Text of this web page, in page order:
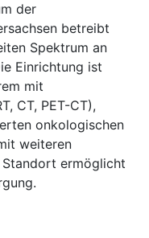
der
betreibt
Spektrum an
Einrichtung ist
mit
CT, PET-CT),
onkologischen
weiteren
ermöglicht